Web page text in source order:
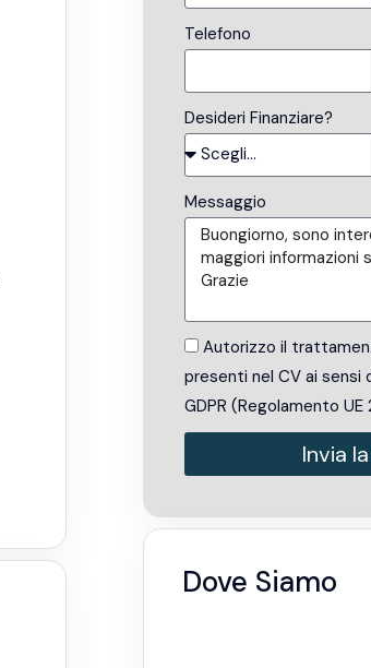
Telefono
Desideri Finanziare?
Messaggio
Autorizzo il
presenti nel CV ai sensi
GDPR (Regolamento
Invia
Dove Siamo